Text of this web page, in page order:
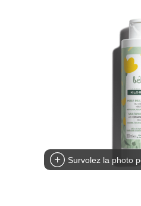
Survolez la photo